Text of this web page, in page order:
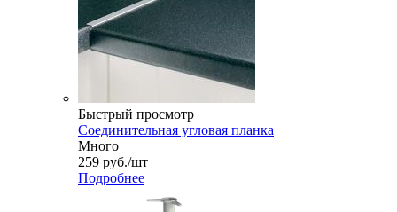
Быстрый просмотр
Соединительная угловая планка
Много
259 руб./шт
Подробнее